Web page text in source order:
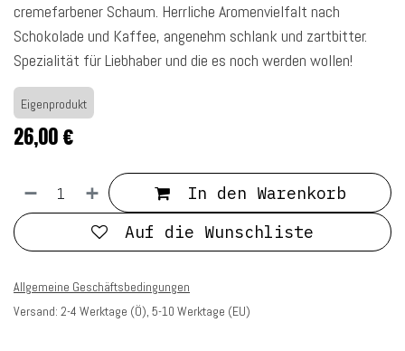
cremefarbener Schaum. Herrliche Aromenvielfalt nach
Schokolade und Kaffee, angenehm schlank und zartbitter.
Spezialität für Liebhaber und die es noch werden wollen!
Eigenprodukt
26,00€
In den Warenkorb
Auf die Wunschliste
Allgemeine Geschäftsbedingungen
Versand: 2-4 Werktage (Ö), 5-10 Werktage (EU)